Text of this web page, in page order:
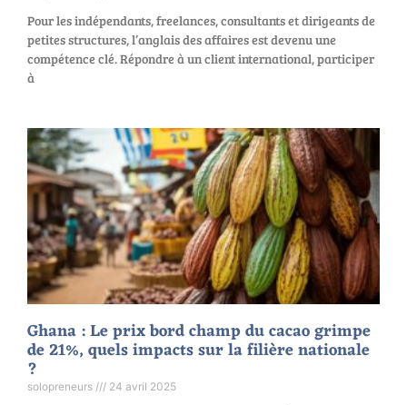
Pour les indépendants, freelances, consultants et dirigeants de
petites structures, l’anglais des affaires est devenu une
compétence clé. Répondre à un client international, participer
à
Ghana : Le prix bord champ du cacao grimpe
de 21%, quels impacts sur la filière nationale
?
solopreneurs 24 avril 2025